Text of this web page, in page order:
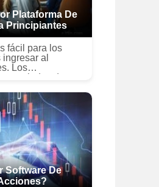
Plataforma De
Principiantes
fácil para los
al
Los
toneladas de
a su
Software De